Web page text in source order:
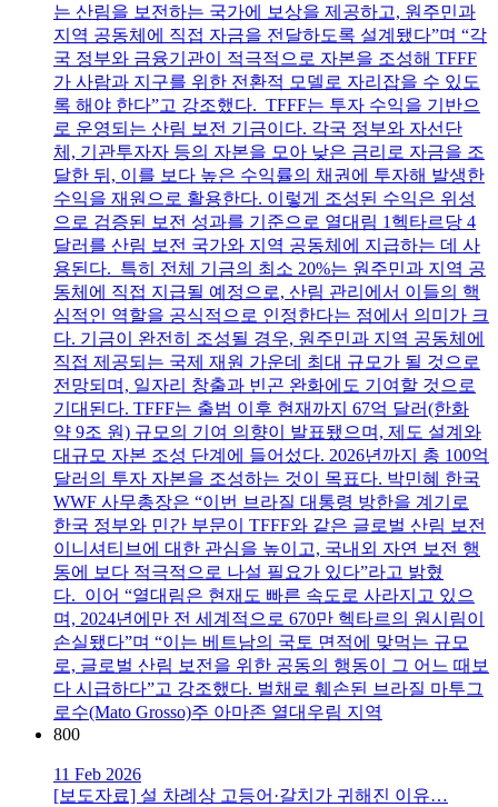
는 산림을 보전하는 국가에 보상을 제공하고, 원주민과
지역 공동체에 직접 자금을 전달하도록 설계됐다”며 “각
국 정부와 금융기관이 적극적으로 자본을 조성해 TFFF
가 사람과 지구를 위한 전환적 모델로 자리잡을 수 있도
록 해야 한다”고 강조했다. TFFF는 투자 수익을 기반으
로 운영되는 산림 보전 기금이다. 각국 정부와 자선단
체, 기관투자자 등의 자본을 모아 낮은 금리로 자금을 조
달한 뒤, 이를 보다 높은 수익률의 채권에 투자해 발생한
수익을 재원으로 활용한다. 이렇게 조성된 수익은 위성
으로 검증된 보전 성과를 기준으로 열대림 1헥타르당 4
달러를 산림 보전 국가와 지역 공동체에 지급하는 데 사
용된다. 특히 전체 기금의 최소 20%는 원주민과 지역 공
동체에 직접 지급될 예정으로, 산림 관리에서 이들의 핵
심적인 역할을 공식적으로 인정한다는 점에서 의미가 크
다. 기금이 완전히 조성될 경우, 원주민과 지역 공동체에
직접 제공되는 국제 재원 가운데 최대 규모가 될 것으로
전망되며, 일자리 창출과 빈곤 완화에도 기여할 것으로
기대된다. TFFF는 출범 이후 현재까지 67억 달러(한화
약 9조 원) 규모의 기여 의향이 발표됐으며, 제도 설계와
대규모 자본 조성 단계에 들어섰다. 2026년까지 총 100억
달러의 투자 자본을 조성하는 것이 목표다. 박민혜 한국
WWF 사무총장은 “이번 브라질 대통령 방한을 계기로
한국 정부와 민간 부문이 TFFF와 같은 글로벌 산림 보전
이니셔티브에 대한 관심을 높이고, 국내외 자연 보전 행
동에 보다 적극적으로 나설 필요가 있다”라고 밝혔
다. 이어 “열대림은 현재도 빠른 속도로 사라지고 있으
며, 2024년에만 전 세계적으로 670만 헥타르의 원시림이
손실됐다”며 “이는 베트남의 국토 면적에 맞먹는 규모
로, 글로벌 산림 보전을 위한 공동의 행동이 그 어느 때보
다 시급하다”고 강조했다. 벌채로 훼손된 브라질 마투그
로수(Mato Grosso)주 아마존 열대우림 지역
800
11 Feb 2026
[보도자료] 설 차례상 고등어·갈치가 귀해진 이유…